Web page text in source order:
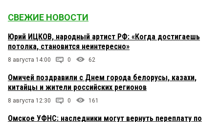
СВЕЖИЕ НОВОСТИ
Юрий ИЦКОВ, народный артист РФ: «Когда достигаешь
потолка, становится неинтересно»
8 августа 14:00 0 62
Омичей поздравили с Днем города белорусы, казахи,
китайцы и жители российских регионов
8 августа 12:30 0 161
Омское УФНС: наследники могут вернуть переплату по